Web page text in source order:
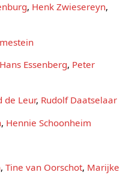
, Henk Zwiesereyn,
Hans Essenberg, Peter
de Leur, Rudolf Daatselaar
, Hennie Schoonheim
, Tine van Oorschot, Marijke